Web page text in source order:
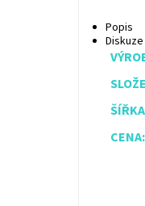
Popis
Diskuze